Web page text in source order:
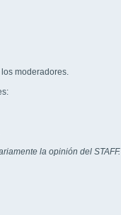
moderadores.
la opinión del STAFF.